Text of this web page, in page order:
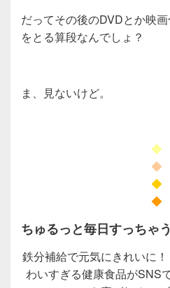
だってその後のDVDとか映
をとる算段なんでしょ？
ま、見ないけど。
◆
◆
◆
◆
ちゅるっと毎日すっちゃ
鉄分補給で元気にきれいに
わいすぎる健康食品がSNS